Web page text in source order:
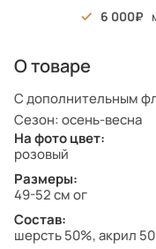
6 000
О товаре
С дополнительным
Сезон: осень-весна
На фото цвет:
розовый
Размеры:
49-52 см ог
Состав:
шерсть 50%, акрил